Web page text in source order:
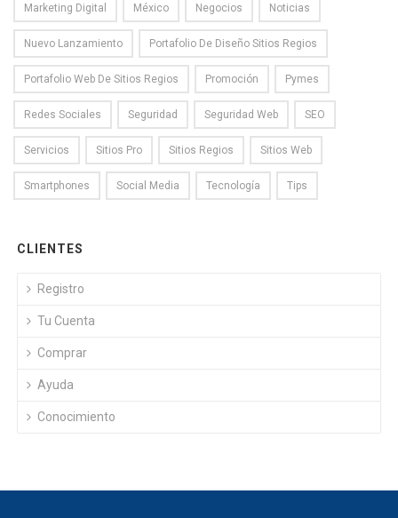
Marketing Digital México Negocios Noticias
Nuevo Lanzamiento Portafolio De Diseño Sitios Regios
Portafolio Web De Sitios Regios Promoción Pymes
Redes Sociales Seguridad Seguridad Web SEO
Servicios Sitios Pro Sitios Regios Sitios Web
Smartphones Social Media Tecnología Tips
CLIENTES
Registro
Tu Cuenta
Comprar
Ayuda
Conocimiento